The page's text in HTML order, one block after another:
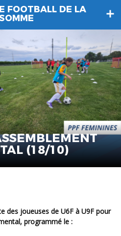
FOOTBALL DE LA
(18/10)
des joueuses de U6F à U9F pour
, programmé le :